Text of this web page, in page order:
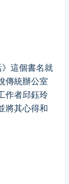
》這個書名就
傳統辦公室
作者邱鈺玲
將其心得和